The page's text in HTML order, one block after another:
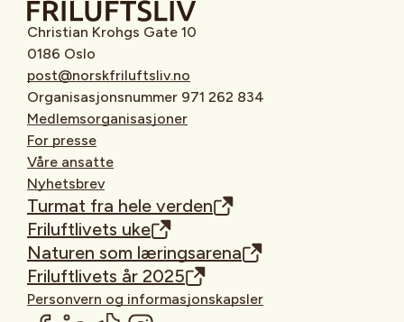
Christian Krohgs Gate 10
0186 Oslo
post@norskfriluftsliv.no
Organisasjonsnummer 971 262 834
Medlemsorganisasjoner
For presse
Våre ansatte
Nyhetsbrev
Turmat fra hele verden
Friluftlivets uke
Naturen som læringsarena
Friluftlivets år 2025
Personvern og informasjonskapsler